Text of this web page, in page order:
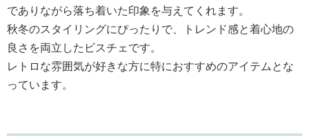
でありながら落ち着いた印象を与えてくれます。
秋冬のスタイリングにぴったりで、トレンド感と着心地の
良さを両立したビスチェです。
レトロな雰囲気が好きな方に特におすすめのアイテムとな
っています。